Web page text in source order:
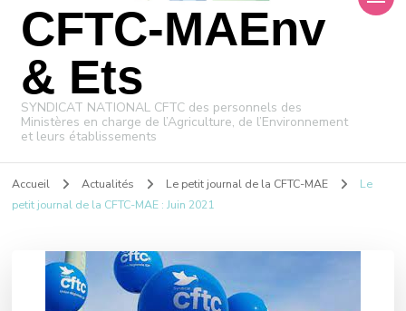
CFTC-MAEnv
& Ets
SYNDICAT NATIONAL CFTC des personnels des
Ministères en charge de l’Agriculture, de l’Environnement
et leurs établissements
Accueil Actualités Le petit journal de la CFTC-MAE
Le
petit journal de la CFTC-MAE : Juin 2021